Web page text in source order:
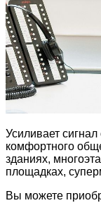
Усиливает
комфортного
зданиях,
площадках,
Вы можете